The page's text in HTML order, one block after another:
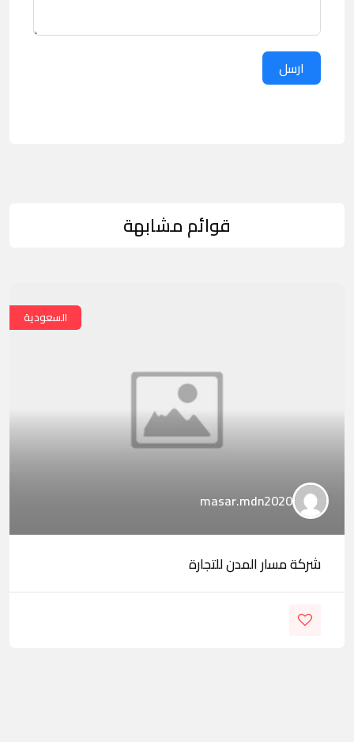
ارسل
قوائم مشابهة
السعودية
masar.mdn2020
شركة مسار المدن للتجارة